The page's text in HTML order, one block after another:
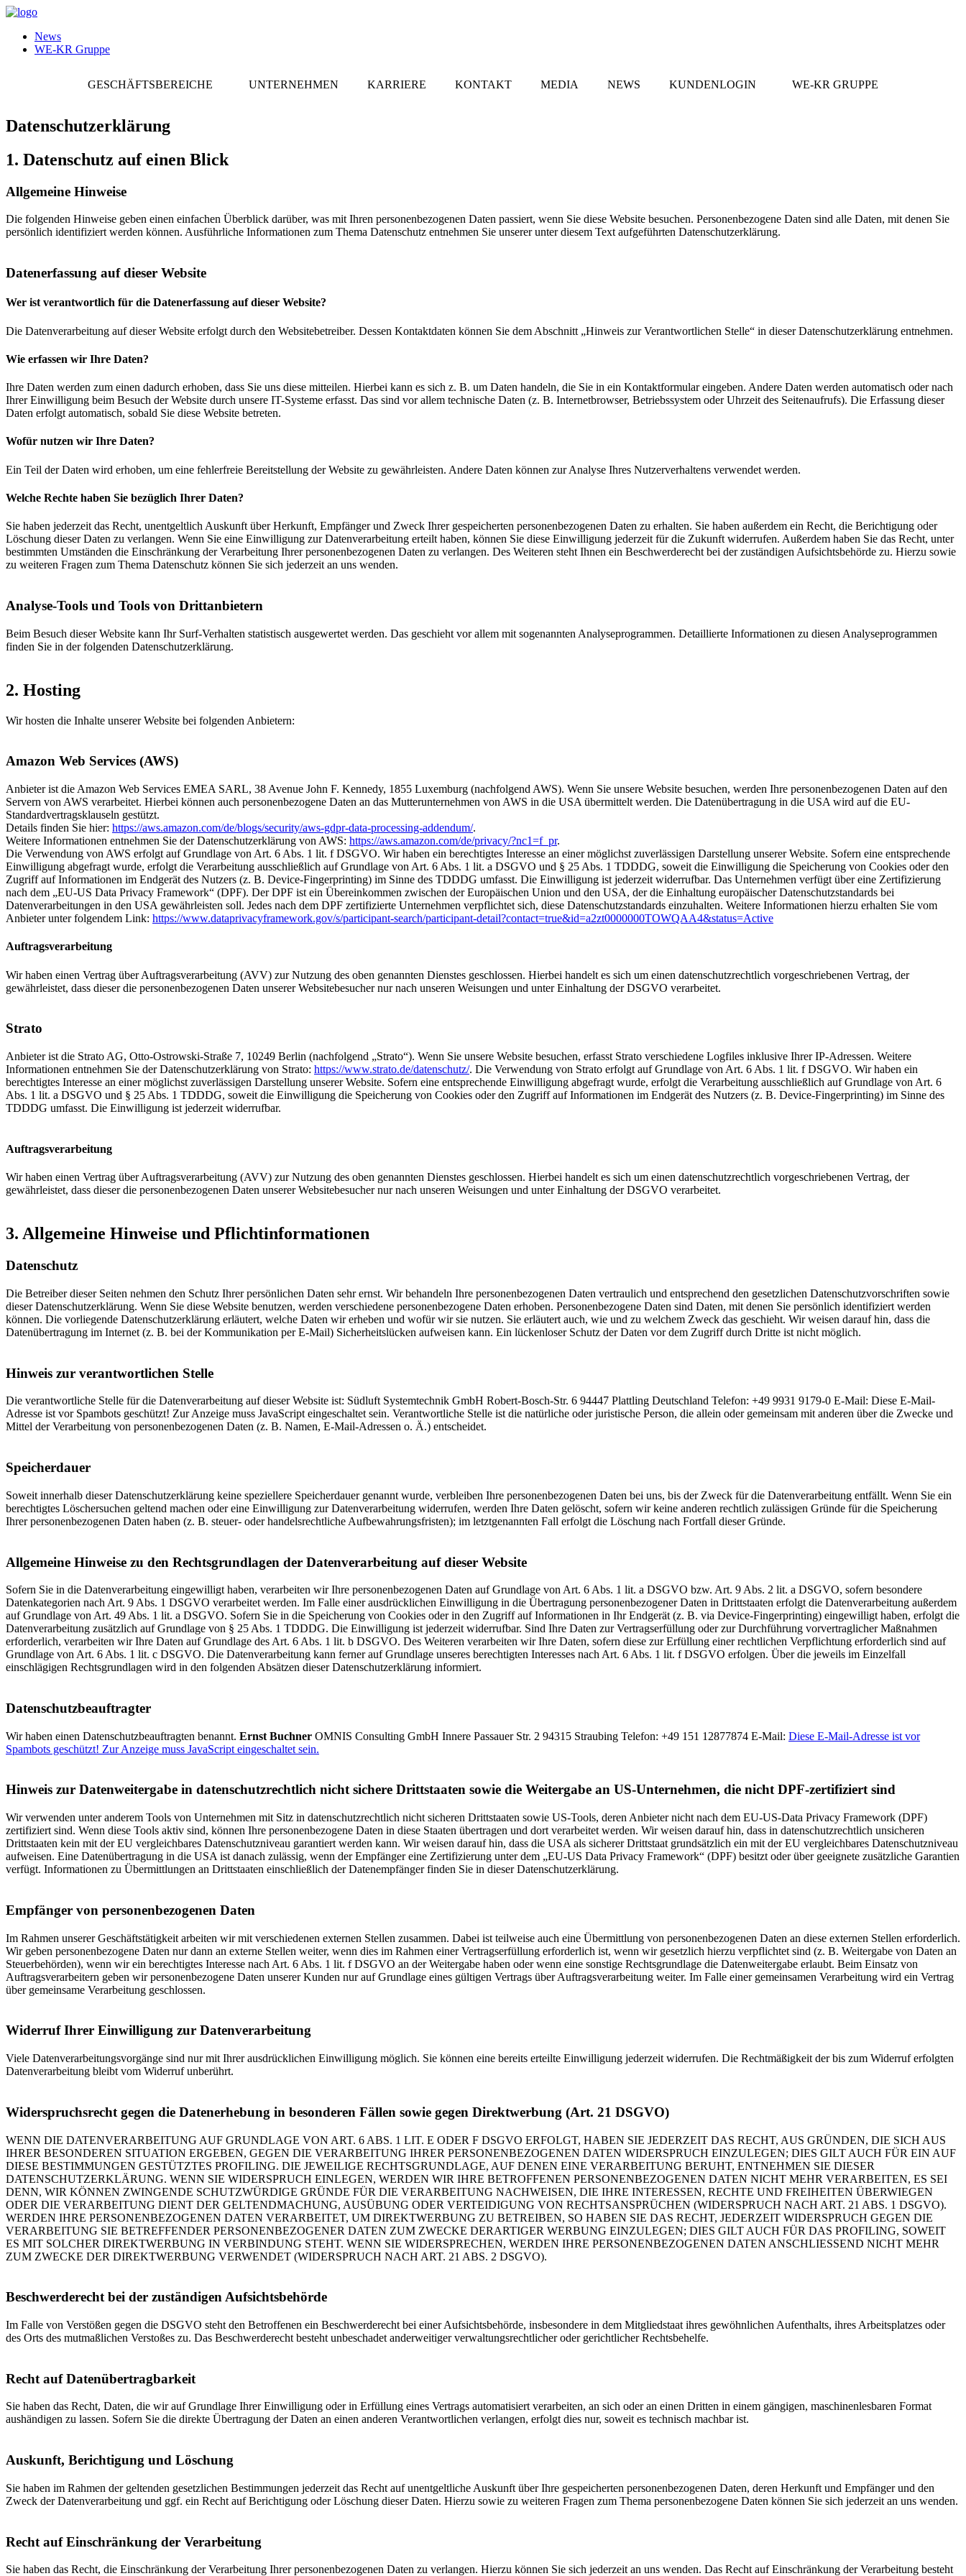
News
WE-KR Gruppe
GESCHÄFTSBEREICHE UNTERNEHMEN KARRIERE KONTAKT MEDIA NEWS KUNDENLOGIN WE-KR GRUPPE
Datenschutzerklärung
1. Datenschutz auf einen Blick
Allgemeine Hinweise
Die folgenden Hinweise geben einen einfachen Überblick darüber, was mit Ihren personenbezogenen Daten passiert, wenn Sie diese Website besuchen. Personenbezogene Daten sind alle Daten, mit denen Sie
persönlich identifiziert werden können. Ausführliche Informationen zum Thema Datenschutz entnehmen Sie unserer unter diesem Text aufgeführten Datenschutzerklärung.
Datenerfassung auf dieser Website
Wer ist verantwortlich für die Datenerfassung auf dieser Website?
Die Datenverarbeitung auf dieser Website erfolgt durch den Websitebetreiber. Dessen Kontaktdaten können Sie dem Abschnitt „Hinweis zur Verantwortlichen Stelle“ in dieser Datenschutzerklärung entnehmen.
Wie erfassen wir Ihre Daten?
Ihre Daten werden zum einen dadurch erhoben, dass Sie uns diese mitteilen. Hierbei kann es sich z. B. um Daten handeln, die Sie in ein Kontaktformular eingeben. Andere Daten werden automatisch oder nach
Ihrer Einwilligung beim Besuch der Website durch unsere IT-Systeme erfasst. Das sind vor allem technische Daten (z. B. Internetbrowser, Betriebssystem oder Uhrzeit des Seitenaufrufs). Die Erfassung dieser
Daten erfolgt automatisch, sobald Sie diese Website betreten.
Wofür nutzen wir Ihre Daten?
Ein Teil der Daten wird erhoben, um eine fehlerfreie Bereitstellung der Website zu gewährleisten. Andere Daten können zur Analyse Ihres Nutzerverhaltens verwendet werden.
Welche Rechte haben Sie bezüglich Ihrer Daten?
Sie haben jederzeit das Recht, unentgeltlich Auskunft über Herkunft, Empfänger und Zweck Ihrer gespeicherten personenbezogenen Daten zu erhalten. Sie haben außerdem ein Recht, die Berichtigung oder
Löschung dieser Daten zu verlangen. Wenn Sie eine Einwilligung zur Datenverarbeitung erteilt haben, können Sie diese Einwilligung jederzeit für die Zukunft widerrufen. Außerdem haben Sie das Recht, unter
bestimmten Umständen die Einschränkung der Verarbeitung Ihrer personenbezogenen Daten zu verlangen. Des Weiteren steht Ihnen ein Beschwerderecht bei der zuständigen Aufsichtsbehörde zu. Hierzu sowie
zu weiteren Fragen zum Thema Datenschutz können Sie sich jederzeit an uns wenden.
Analyse-Tools und Tools von Dritt­anbietern
Beim Besuch dieser Website kann Ihr Surf-Verhalten statistisch ausgewertet werden. Das geschieht vor allem mit sogenannten Analyseprogrammen. Detaillierte Informationen zu diesen Analyseprogrammen
finden Sie in der folgenden Datenschutzerklärung.
2. Hosting
Wir hosten die Inhalte unserer Website bei folgenden Anbietern:
Amazon Web Services (AWS)
Anbieter ist die Amazon Web Services EMEA SARL, 38 Avenue John F. Kennedy, 1855 Luxemburg (nachfolgend AWS). Wenn Sie unsere Website besuchen, werden Ihre personenbezogenen Daten auf den
Servern von AWS verarbeitet. Hierbei können auch personenbezogene Daten an das Mutterunternehmen von AWS in die USA übermittelt werden. Die Datenübertragung in die USA wird auf die EU-
Standardvertragsklauseln gestützt.
Details finden Sie hier: https://aws.amazon.com/de/blogs/security/aws-gdpr-data-processing-addendum/.
Weitere Informationen entnehmen Sie der Datenschutzerklärung von AWS: https://aws.amazon.com/de/privacy/?nc1=f_pr.
Die Verwendung von AWS erfolgt auf Grundlage von Art. 6 Abs. 1 lit. f DSGVO. Wir haben ein berechtigtes Interesse an einer möglichst zuverlässigen Darstellung unserer Website. Sofern eine entsprechende
Einwilligung abgefragt wurde, erfolgt die Verarbeitung ausschließlich auf Grundlage von Art. 6 Abs. 1 lit. a DSGVO und § 25 Abs. 1 TDDDG, soweit die Einwilligung die Speicherung von Cookies oder den
Zugriff auf Informationen im Endgerät des Nutzers (z. B. Device-Fingerprinting) im Sinne des TDDDG umfasst. Die Einwilligung ist jederzeit widerrufbar. Das Unternehmen verfügt über eine Zertifizierung
nach dem „EU-US Data Privacy Framework“ (DPF). Der DPF ist ein Übereinkommen zwischen der Europäischen Union und den USA, der die Einhaltung europäischer Datenschutzstandards bei
Datenverarbeitungen in den USA gewährleisten soll. Jedes nach dem DPF zertifizierte Unternehmen verpflichtet sich, diese Datenschutzstandards einzuhalten. Weitere Informationen hierzu erhalten Sie vom
Anbieter unter folgendem Link: https://www.dataprivacyframework.gov/s/participant-search/participant-detail?contact=true&id=a2zt0000000TOWQAA4&status=Active
Auftragsverarbeitung
Wir haben einen Vertrag über Auftragsverarbeitung (AVV) zur Nutzung des oben genannten Dienstes geschlossen. Hierbei handelt es sich um einen datenschutzrechtlich vorgeschriebenen Vertrag, der
gewährleistet, dass dieser die personenbezogenen Daten unserer Websitebesucher nur nach unseren Weisungen und unter Einhaltung der DSGVO verarbeitet.
Strato
Anbieter ist die Strato AG, Otto-Ostrowski-Straße 7, 10249 Berlin (nachfolgend „Strato“). Wenn Sie unsere Website besuchen, erfasst Strato verschiedene Logfiles inklusive Ihrer IP-Adressen. Weitere
Informationen entnehmen Sie der Datenschutzerklärung von Strato: https://www.strato.de/datenschutz/. Die Verwendung von Strato erfolgt auf Grundlage von Art. 6 Abs. 1 lit. f DSGVO. Wir haben ein
berechtigtes Interesse an einer möglichst zuverlässigen Darstellung unserer Website. Sofern eine entsprechende Einwilligung abgefragt wurde, erfolgt die Verarbeitung ausschließlich auf Grundlage von Art. 6
Abs. 1 lit. a DSGVO und § 25 Abs. 1 TDDDG, soweit die Einwilligung die Speicherung von Cookies oder den Zugriff auf Informationen im Endgerät des Nutzers (z. B. Device-Fingerprinting) im Sinne des
TDDDG umfasst. Die Einwilligung ist jederzeit widerrufbar.
Auftragsverarbeitung
Wir haben einen Vertrag über Auftragsverarbeitung (AVV) zur Nutzung des oben genannten Dienstes geschlossen. Hierbei handelt es sich um einen datenschutzrechtlich vorgeschriebenen Vertrag, der
gewährleistet, dass dieser die personenbezogenen Daten unserer Websitebesucher nur nach unseren Weisungen und unter Einhaltung der DSGVO verarbeitet.
3. Allgemeine Hinweise und Pflicht­informationen
Datenschutz
Die Betreiber dieser Seiten nehmen den Schutz Ihrer persönlichen Daten sehr ernst. Wir behandeln Ihre personenbezogenen Daten vertraulich und entsprechend den gesetzlichen Datenschutzvorschriften sowie
dieser Datenschutzerklärung. Wenn Sie diese Website benutzen, werden verschiedene personenbezogene Daten erhoben. Personenbezogene Daten sind Daten, mit denen Sie persönlich identifiziert werden
können. Die vorliegende Datenschutzerklärung erläutert, welche Daten wir erheben und wofür wir sie nutzen. Sie erläutert auch, wie und zu welchem Zweck das geschieht. Wir weisen darauf hin, dass die
Datenübertragung im Internet (z. B. bei der Kommunikation per E-Mail) Sicherheitslücken aufweisen kann. Ein lückenloser Schutz der Daten vor dem Zugriff durch Dritte ist nicht möglich.
Hinweis zur verantwortlichen Stelle
Die verantwortliche Stelle für die Datenverarbeitung auf dieser Website ist: Südluft Systemtechnik GmbH Robert-Bosch-Str. 6 94447 Plattling Deutschland Telefon: +49 9931 9179-0 E-Mail: Diese E-Mail-
Adresse ist vor Spambots geschützt! Zur Anzeige muss JavaScript eingeschaltet sein. Verantwortliche Stelle ist die natürliche oder juristische Person, die allein oder gemeinsam mit anderen über die Zwecke und
Mittel der Verarbeitung von personenbezogenen Daten (z. B. Namen, E-Mail-Adressen o. Ä.) entscheidet.
Speicherdauer
Soweit innerhalb dieser Datenschutzerklärung keine speziellere Speicherdauer genannt wurde, verbleiben Ihre personenbezogenen Daten bei uns, bis der Zweck für die Datenverarbeitung entfällt. Wenn Sie ein
berechtigtes Löschersuchen geltend machen oder eine Einwilligung zur Datenverarbeitung widerrufen, werden Ihre Daten gelöscht, sofern wir keine anderen rechtlich zulässigen Gründe für die Speicherung
Ihrer personenbezogenen Daten haben (z. B. steuer- oder handelsrechtliche Aufbewahrungsfristen); im letztgenannten Fall erfolgt die Löschung nach Fortfall dieser Gründe.
Allgemeine Hinweise zu den Rechtsgrundlagen der Datenverarbeitung auf dieser Website
Sofern Sie in die Datenverarbeitung eingewilligt haben, verarbeiten wir Ihre personenbezogenen Daten auf Grundlage von Art. 6 Abs. 1 lit. a DSGVO bzw. Art. 9 Abs. 2 lit. a DSGVO, sofern besondere
Datenkategorien nach Art. 9 Abs. 1 DSGVO verarbeitet werden. Im Falle einer ausdrücklichen Einwilligung in die Übertragung personenbezogener Daten in Drittstaaten erfolgt die Datenverarbeitung außerdem
auf Grundlage von Art. 49 Abs. 1 lit. a DSGVO. Sofern Sie in die Speicherung von Cookies oder in den Zugriff auf Informationen in Ihr Endgerät (z. B. via Device-Fingerprinting) eingewilligt haben, erfolgt die
Datenverarbeitung zusätzlich auf Grundlage von § 25 Abs. 1 TDDDG. Die Einwilligung ist jederzeit widerrufbar. Sind Ihre Daten zur Vertragserfüllung oder zur Durchführung vorvertraglicher Maßnahmen
erforderlich, verarbeiten wir Ihre Daten auf Grundlage des Art. 6 Abs. 1 lit. b DSGVO. Des Weiteren verarbeiten wir Ihre Daten, sofern diese zur Erfüllung einer rechtlichen Verpflichtung erforderlich sind auf
Grundlage von Art. 6 Abs. 1 lit. c DSGVO. Die Datenverarbeitung kann ferner auf Grundlage unseres berechtigten Interesses nach Art. 6 Abs. 1 lit. f DSGVO erfolgen. Über die jeweils im Einzelfall
einschlägigen Rechtsgrundlagen wird in den folgenden Absätzen dieser Datenschutzerklärung informiert.
Datenschutz­beauftragter
Wir haben einen Datenschutzbeauftragten benannt. Ernst Buchner OMNIS Consulting GmbH Innere Passauer Str. 2 94315 Straubing Telefon: +49 151 12877874 E-Mail: Diese E-Mail-Adresse ist vor
Spambots geschützt! Zur Anzeige muss JavaScript eingeschaltet sein.
Hinweis zur Datenweitergabe in datenschutzrechtlich nicht sichere Drittstaaten sowie die Weitergabe an US-Unternehmen, die nicht DPF-zertifiziert sind
Wir verwenden unter anderem Tools von Unternehmen mit Sitz in datenschutzrechtlich nicht sicheren Drittstaaten sowie US-Tools, deren Anbieter nicht nach dem EU-US-Data Privacy Framework (DPF)
zertifiziert sind. Wenn diese Tools aktiv sind, können Ihre personenbezogene Daten in diese Staaten übertragen und dort verarbeitet werden. Wir weisen darauf hin, dass in datenschutzrechtlich unsicheren
Drittstaaten kein mit der EU vergleichbares Datenschutzniveau garantiert werden kann. Wir weisen darauf hin, dass die USA als sicherer Drittstaat grundsätzlich ein mit der EU vergleichbares Datenschutzniveau
aufweisen. Eine Datenübertragung in die USA ist danach zulässig, wenn der Empfänger eine Zertifizierung unter dem „EU-US Data Privacy Framework“ (DPF) besitzt oder über geeignete zusätzliche Garantien
verfügt. Informationen zu Übermittlungen an Drittstaaten einschließlich der Datenempfänger finden Sie in dieser Datenschutzerklärung.
Empfänger von personenbezogenen Daten
Im Rahmen unserer Geschäftstätigkeit arbeiten wir mit verschiedenen externen Stellen zusammen. Dabei ist teilweise auch eine Übermittlung von personenbezogenen Daten an diese externen Stellen erforderlich.
Wir geben personenbezogene Daten nur dann an externe Stellen weiter, wenn dies im Rahmen einer Vertragserfüllung erforderlich ist, wenn wir gesetzlich hierzu verpflichtet sind (z. B. Weitergabe von Daten an
Steuerbehörden), wenn wir ein berechtigtes Interesse nach Art. 6 Abs. 1 lit. f DSGVO an der Weitergabe haben oder wenn eine sonstige Rechtsgrundlage die Datenweitergabe erlaubt. Beim Einsatz von
Auftragsverarbeitern geben wir personenbezogene Daten unserer Kunden nur auf Grundlage eines gültigen Vertrags über Auftragsverarbeitung weiter. Im Falle einer gemeinsamen Verarbeitung wird ein Vertrag
über gemeinsame Verarbeitung geschlossen.
Widerruf Ihrer Einwilligung zur Datenverarbeitung
Viele Datenverarbeitungsvorgänge sind nur mit Ihrer ausdrücklichen Einwilligung möglich. Sie können eine bereits erteilte Einwilligung jederzeit widerrufen. Die Rechtmäßigkeit der bis zum Widerruf erfolgten
Datenverarbeitung bleibt vom Widerruf unberührt.
Widerspruchsrecht gegen die Datenerhebung in besonderen Fällen sowie gegen Direktwerbung (Art. 21 DSGVO)
WENN DIE DATENVERARBEITUNG AUF GRUNDLAGE VON ART. 6 ABS. 1 LIT. E ODER F DSGVO ERFOLGT, HABEN SIE JEDERZEIT DAS RECHT, AUS GRÜNDEN, DIE SICH AUS
IHRER BESONDEREN SITUATION ERGEBEN, GEGEN DIE VERARBEITUNG IHRER PERSONENBEZOGENEN DATEN WIDERSPRUCH EINZULEGEN; DIES GILT AUCH FÜR EIN AUF
DIESE BESTIMMUNGEN GESTÜTZTES PROFILING. DIE JEWEILIGE RECHTSGRUNDLAGE, AUF DENEN EINE VERARBEITUNG BERUHT, ENTNEHMEN SIE DIESER
DATENSCHUTZERKLÄRUNG. WENN SIE WIDERSPRUCH EINLEGEN, WERDEN WIR IHRE BETROFFENEN PERSONENBEZOGENEN DATEN NICHT MEHR VERARBEITEN, ES SEI
DENN, WIR KÖNNEN ZWINGENDE SCHUTZWÜRDIGE GRÜNDE FÜR DIE VERARBEITUNG NACHWEISEN, DIE IHRE INTERESSEN, RECHTE UND FREIHEITEN ÜBERWIEGEN
ODER DIE VERARBEITUNG DIENT DER GELTENDMACHUNG, AUSÜBUNG ODER VERTEIDIGUNG VON RECHTSANSPRÜCHEN (WIDERSPRUCH NACH ART. 21 ABS. 1 DSGVO).
WERDEN IHRE PERSONENBEZOGENEN DATEN VERARBEITET, UM DIREKTWERBUNG ZU BETREIBEN, SO HABEN SIE DAS RECHT, JEDERZEIT WIDERSPRUCH GEGEN DIE
VERARBEITUNG SIE BETREFFENDER PERSONENBEZOGENER DATEN ZUM ZWECKE DERARTIGER WERBUNG EINZULEGEN; DIES GILT AUCH FÜR DAS PROFILING, SOWEIT
ES MIT SOLCHER DIREKTWERBUNG IN VERBINDUNG STEHT. WENN SIE WIDERSPRECHEN, WERDEN IHRE PERSONENBEZOGENEN DATEN ANSCHLIESSEND NICHT MEHR
ZUM ZWECKE DER DIREKTWERBUNG VERWENDET (WIDERSPRUCH NACH ART. 21 ABS. 2 DSGVO).
Beschwerde­recht bei der zuständigen Aufsichts­behörde
Im Falle von Verstößen gegen die DSGVO steht den Betroffenen ein Beschwerderecht bei einer Aufsichtsbehörde, insbesondere in dem Mitgliedstaat ihres gewöhnlichen Aufenthalts, ihres Arbeitsplatzes oder
des Orts des mutmaßlichen Verstoßes zu. Das Beschwerderecht besteht unbeschadet anderweitiger verwaltungsrechtlicher oder gerichtlicher Rechtsbehelfe.
Recht auf Daten­übertrag­barkeit
Sie haben das Recht, Daten, die wir auf Grundlage Ihrer Einwilligung oder in Erfüllung eines Vertrags automatisiert verarbeiten, an sich oder an einen Dritten in einem gängigen, maschinenlesbaren Format
aushändigen zu lassen. Sofern Sie die direkte Übertragung der Daten an einen anderen Verantwortlichen verlangen, erfolgt dies nur, soweit es technisch machbar ist.
Auskunft, Berichtigung und Löschung
Sie haben im Rahmen der geltenden gesetzlichen Bestimmungen jederzeit das Recht auf unentgeltliche Auskunft über Ihre gespeicherten personenbezogenen Daten, deren Herkunft und Empfänger und den
Zweck der Datenverarbeitung und ggf. ein Recht auf Berichtigung oder Löschung dieser Daten. Hierzu sowie zu weiteren Fragen zum Thema personenbezogene Daten können Sie sich jederzeit an uns wenden.
Recht auf Einschränkung der Verarbeitung
Sie haben das Recht, die Einschränkung der Verarbeitung Ihrer personenbezogenen Daten zu verlangen. Hierzu können Sie sich jederzeit an uns wenden. Das Recht auf Einschränkung der Verarbeitung besteht